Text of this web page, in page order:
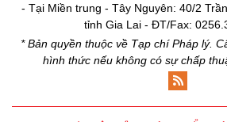
- Tại Miền trung - Tây Nguyên: 40/2
tỉnh Gia Lai - ĐT/Fax:
* Bản quyền thuộc về Tạp chí Pháp lý.
hình thức nếu không có sự chấp